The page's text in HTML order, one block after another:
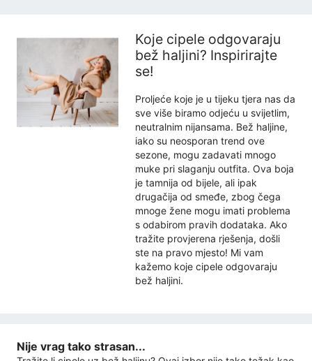
Koje cipele odgovaraju
bež haljini? Inspirirajte
se!
Proljeće koje je u tijeku tjera nas da
sve više biramo odjeću u svijetlim,
neutralnim nijansama. Bež haljine,
iako su neosporan trend ove
sezone, mogu zadavati mnogo
muke pri slaganju outfita. Ova boja
je tamnija od bijele, ali ipak
drugačija od smeđe, zbog čega
mnoge žene mogu imati problema
s odabirom pravih dodataka. Ako
tražite provjerena rješenja, došli
ste na pravo mjesto! Mi vam
kažemo koje cipele odgovaraju
bež haljini.
Nije vrag tako strasan...